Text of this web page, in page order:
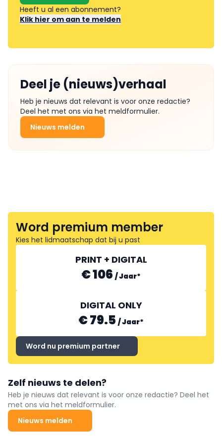
Heeft u al een abonnement?
Klik hier om aan te melden
Deel je (nieuws)verhaal
Heb je nieuws dat relevant is voor onze redactie?
Deel het met ons via het meldformulier.
Nieuws melden
Word premium member
Kies het lidmaatschap dat bij u past
PRINT + DIGITAL
€ 106 /Jaar*
DIGITAL ONLY
€ 79.5 /Jaar*
Word nu premium partner
Zelf nieuws te delen?
Heb je nieuws dat relevant is voor onze redactie? Deel het
met ons via het meldformulier.
Nieuws melden